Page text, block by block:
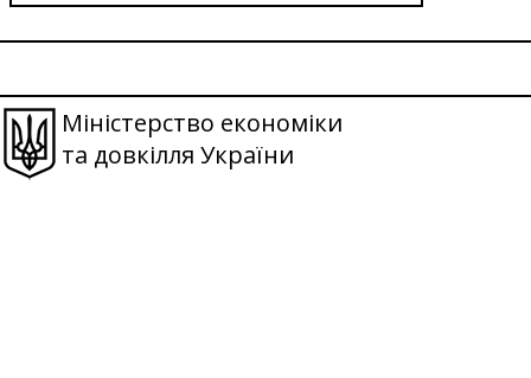
Міністерство економіки
та довкілля України